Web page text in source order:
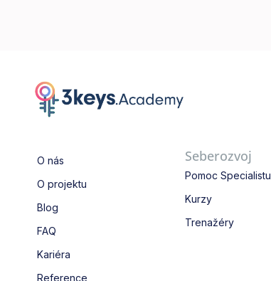
O nás
O projektu
Blog
FAQ
Kariéra
Reference
Seberozvoj
Pomoc Specialistu
Kurzy
Trenažéry